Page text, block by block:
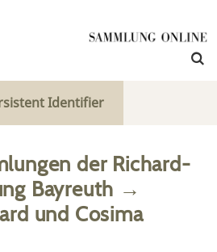
Identifier
der Richard-
Bayreuth →
und Cosima